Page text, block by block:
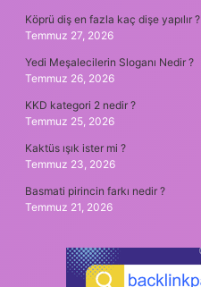
Köprü diş en fazla kaç dişe yapılır ?
Temmuz 27, 2026
Yedi Meşalecilerin Sloganı Nedir ?
Temmuz 26, 2026
KKD kategori 2 nedir ?
Temmuz 25, 2026
Kaktüs ışık ister mi ?
Temmuz 23, 2026
Basmati pirincin farkı nedir ?
Temmuz 21, 2026